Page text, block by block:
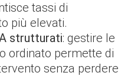
tassi di
più elevati.
strutturati: gestire le
ordinato permette di
senza perdere